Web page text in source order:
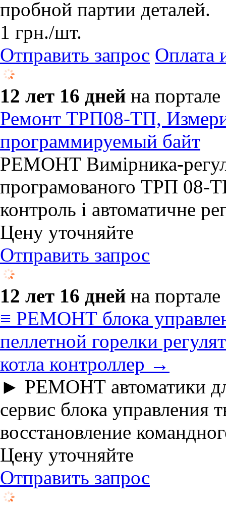
пробной партии деталей.
1 грн./шт.
Отправить запрос Оплата
12 лет 16 дней на портале
Ремонт ТРП08-ТП,
программируемый байт
РЕМОНТ Вимірника-
програмованого ТРП 08-
контроль і автоматичне
Цену уточняйте
Отправить запрос
12 лет 16 дней на портале
≡ РЕМОНТ блока
пеллетной горелки
котла контроллер →
► РЕМОНТ автоматики
сервис блока управления
восстановление
Цену уточняйте
Отправить запрос